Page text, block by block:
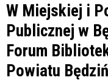
W Miejskiej i
Publicznej w
Forum
Powiatu